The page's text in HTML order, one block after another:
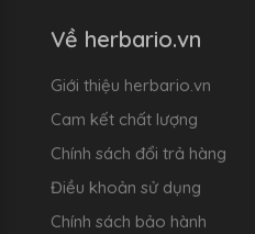
Về herbario.vn
Giới thiệu herbario.vn
Cam kết chất lượng
Chính sách đổi trả hàng
Điều khoản sử dụng
Chính sách bảo hành